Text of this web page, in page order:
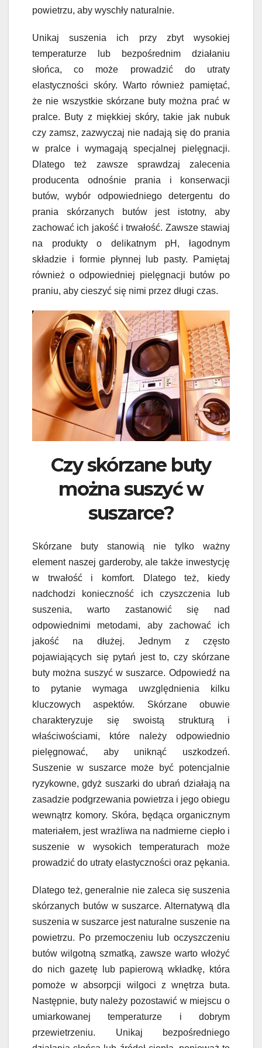
powietrzu, aby wyschły naturalnie.
Unikaj suszenia ich przy zbyt wysokiej
temperaturze lub bezpośrednim działaniu
słońca, co może prowadzić do utraty
elastyczności skóry. Warto również pamiętać,
że nie wszystkie skórzane buty można prać w
pralce. Buty z miękkiej skóry, takie jak nubuk
czy zamsz, zazwyczaj nie nadają się do prania
w pralce i wymagają specjalnej pielęgnacji.
Dlatego też zawsze sprawdzaj zalecenia
producenta odnośnie prania i konserwacji
butów, wybór odpowiedniego detergentu do
prania skórzanych butów jest istotny, aby
zachować ich jakość i trwałość. Zawsze stawiaj
na produkty o delikatnym pH, łagodnym
składzie i formie płynnej lub pasty. Pamiętaj
również o odpowiedniej pielęgnacji butów po
praniu, aby cieszyć się nimi przez długi czas.
Czy skórzane buty
można suszyć w
suszarce?
Skórzane buty stanowią nie tylko ważny
element naszej garderoby, ale także inwestycję
w trwałość i komfort. Dlatego też, kiedy
nadchodzi konieczność ich czyszczenia lub
suszenia, warto zastanowić się nad
odpowiednimi metodami, aby zachować ich
jakość na dłużej. Jednym z często
pojawiających się pytań jest to, czy skórzane
buty można suszyć w suszarce. Odpowiedź na
to pytanie wymaga uwzględnienia kilku
kluczowych aspektów. Skórzane obuwie
charakteryzuje się swoistą strukturą i
właściwościami, które należy odpowiednio
pielęgnować, aby uniknąć uszkodzeń.
Suszenie w suszarce może być potencjalnie
ryzykowne, gdyż suszarki do ubrań działają na
zasadzie podgrzewania powietrza i jego obiegu
wewnątrz komory. Skóra, będąca organicznym
materiałem, jest wrażliwa na nadmierne ciepło i
suszenie w wysokich temperaturach może
prowadzić do utraty elastyczności oraz pękania.
Dlatego też, generalnie nie zaleca się suszenia
skórzanych butów w suszarce. Alternatywą dla
suszenia w suszarce jest naturalne suszenie na
powietrzu. Po przemoczeniu lub oczyszczeniu
butów wilgotną szmatką, zawsze warto włożyć
do nich gazetę lub papierową wkładkę, która
pomoże w absorpcji wilgoci z wnętrza buta.
Następnie, buty należy pozostawić w miejscu o
umiarkowanej temperaturze i dobrym
przewietrzeniu. Unikaj bezpośredniego